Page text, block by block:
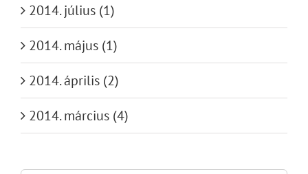
2014. július (1)
2014. május (1)
2014. április (2)
2014. március (4)